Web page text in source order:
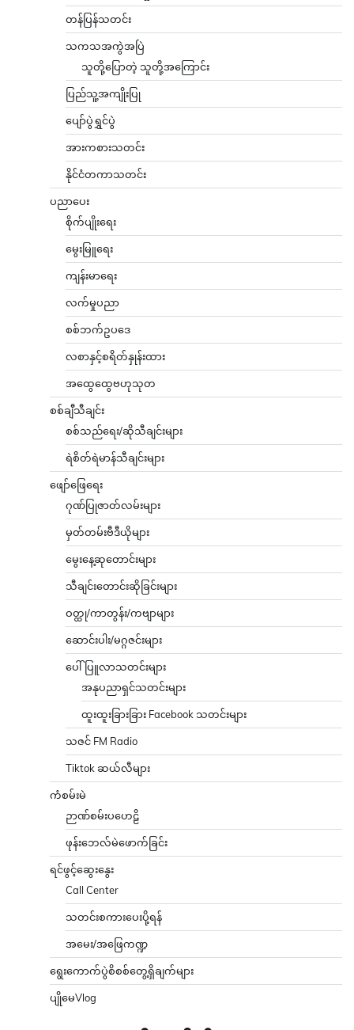
တန်ပြန်သတင်း
သကသအကွဲအပြဲ
သူတို့ပြောတဲ့ သူတို့အကြောင်း
ပြည်သူ့အကျိုးပြု
ပျော်ပွဲရွှင်ပွဲ
အားကစားသတင်း
နိုင်ငံတကာသတင်း
ပညာပေး
စိုက်ပျိုးရေး
မွေးမြူရေး
ကျန်းမာရေး
လက်မှုပညာ
စစ်ဘက်ဥပဒေ
လစာနှင့်စရိတ်နှုန်းထား
အထွေထွေဗဟုသုတ
စစ်ချီသီချင်း
စစ်သည်ရေး/ဆိုသီချင်းများ
ရဲစိတ်ရဲမာန်သီချင်းများ
ဖျော်ဖြေရေး
ဂုဏ်ပြုဇာတ်လမ်းများ
မှတ်တမ်းဗီဒီယိုများ
မွေးနေ့ဆုတောင်းများ
သီချင်းတောင်းဆိုခြင်းများ
ဝတ္ထု/ကာတွန်း/ကဗျာများ
ဆောင်းပါး/မဂ္ဂဇင်းများ
ပေါ်ပြူလာသတင်းများ
အနုပညာရှင်သတင်းများ
ထူးထူးခြားခြား Facebook သတင်းများ
သဇင် FM Radio
Tiktok ဆယ်လီများ
ကံစမ်းမဲ
ဉာဏ်စမ်းပဟေဠိ
ဖုန်းဘေလ်မဲဖောက်ခြင်း
ရင်ဖွင့်ဆွေးနွေး
Call Center
သတင်းစကားပေးပို့ရန်
အမေး/အဖြေကဏ္ဍ
ရွေးကောက်ပွဲစိစစ်တွေ့ရှိချက်များ
ပျိုမေVlog